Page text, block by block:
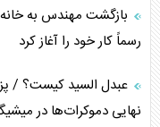
برنامه هفتم توسعه در
اوکراین بازوی مخرب
بازگشت مهندس به
رسماً کار خود را آغاز کرد
عبدل السید کیست؟ /
نهایی دموکرات‌ها در